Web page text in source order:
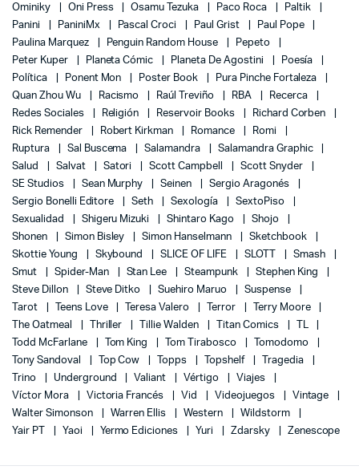
Ominiky
Oni Press Osamu Tezuka Paco Roca
Paltik
Panini
PaniniMx Pascal Croci Paul Grist
Paul Pope
Paulina Marquez
Penguin Random House
Pepeto
Peter Kuper
Planeta Cómic Planeta De Agostini
Poesía
Política
Ponent Mon Poster Book
Pura Pinche Fortaleza
Quan Zhou Wu
Racismo Raúl Treviño RBA
Recerca
Redes Sociales
Religión Reservoir Books
Richard Corben
Rick Remender
Robert Kirkman Romance
Romi
Ruptura
Sal Buscema Salamandra
Salamandra Graphic
Salud
Salvat Satori Scott Campbell
Scott Snyder
SE Studios
Sean Murphy Seinen
Sergio Aragonés
Sergio Bonelli Editore
Seth Sexología
SextoPiso
Sexualidad
Shigeru Mizuki Shintaro Kago
Shojo
Shonen
Simon Bisley Simon Hanselmann
Sketchbook
Skottie Young
Skybound SLICE OF LIFE SLOTT
Smash
Smut
Spider-Man Stan Lee Steampunk
Stephen King
Steve Dillon
Steve Ditko Suehiro Maruo
Suspense
Tarot
Teens Love Teresa Valero Terror
Terry Moore
The Oatmeal
Thriller Tillie Walden Titan Comics
TL
Todd McFarlane
Tom King Tom Tirabosco
Tomodomo
Tony Sandoval
Top Cow Topps Topshelf
Tragedia
Trino
Underground Valiant Vértigo
Viajes
Víctor Mora
Victoria Francés Vid Videojuegos
Vintage
Walter Simonson
Warren Ellis Western
Wildstorm
Yair PT
Yaoi Yermo Ediciones Yuri Zdarsky Zenescope